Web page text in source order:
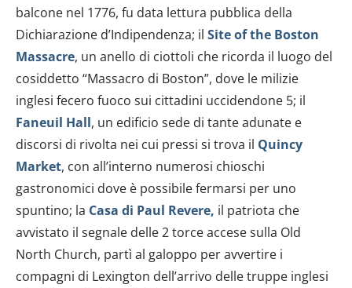
balcone nel 1776, fu data lettura pubblica della
Dichiarazione d’Indipendenza; il Site of the Boston
Massacre, un anello di ciottoli che ricorda il luogo del
cosiddetto “Massacro di Boston”, dove le milizie
inglesi fecero fuoco sui cittadini uccidendone 5; il
Faneuil Hall, un edificio sede di tante adunate e
discorsi di rivolta nei cui pressi si trova il Quincy
Market, con all’interno numerosi chioschi
gastronomici dove è possibile fermarsi per uno
spuntino; la Casa di Paul Revere, il patriota che
avvistato il segnale delle 2 torce accese sulla Old
North Church, partì al galoppo per avvertire i
compagni di Lexington dell’arrivo delle truppe inglesi